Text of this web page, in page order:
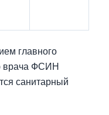
главного
врача ФСИН
санитарный